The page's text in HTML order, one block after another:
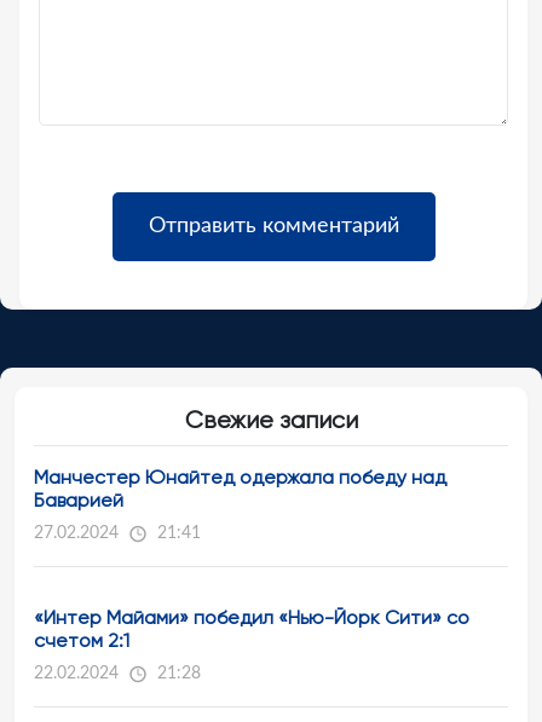
Свежие записи
Манчестер Юнайтед одержала победу над
Баварией
27.02.2024 21:41
«Интер Майами» победил «Нью-Йорк Сити» со
счетом 2:1
22.02.2024 21:28